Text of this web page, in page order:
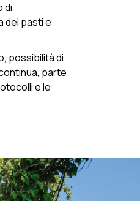
di
dei pasti e
possibilità di
parte
e le